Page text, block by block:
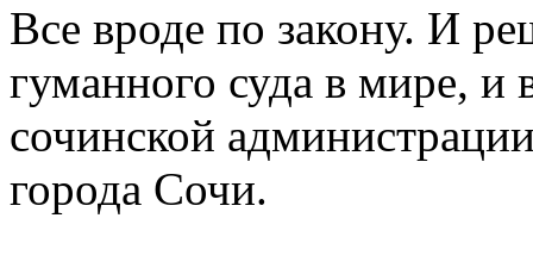
Все вроде по закону. И
гуманного суда в мире,
сочинской
города Сочи.